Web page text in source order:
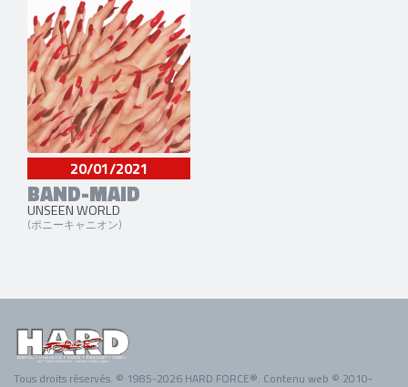
20/01/2021
BAND-MAID
UNSEEN WORLD
(ポニーキャニオン)
Tous droits réservés. © 1985-2026 HARD FORCE®. Contenu web © 2010-